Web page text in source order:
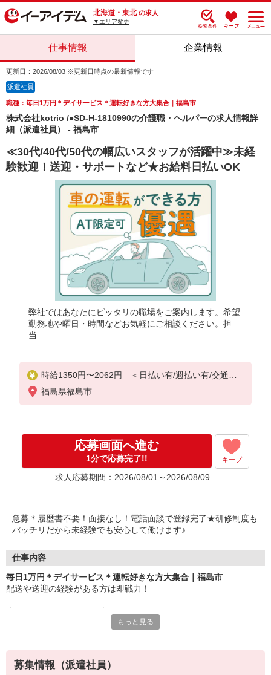
北海道・東北 の求人
▼エリア変更
仕事情報 企業情報
更新日：2026/08/03 ※更新日時点の最新情報です
派遣社員
職種：毎日1万円＊デイサービス＊運転好きな方大集合｜福島市
株式会社kotrio /●SD-H-1810990の介護職・ヘルパーの求人情報詳
細（派遣社員） - 福島市
≪30代/40代/50代の幅広いスタッフが活躍中≫未経
験歓迎！送迎・サポートなど★お給料日払いOK
弊社ではあなたにピッタリの職場をご案内します。希望
勤務地や曜日・時間などお気軽にご相談ください。担
当...
時給1350円〜2062円 ＜日払い有/週払い有/交通費
全支給(ガソリン代含む)＞
福島県福島市
応募画面へ進む
1分で応募完了!! キープ
求人応募期間：2026/08/01～2026/08/09
急募＊履歴書不要！面接なし！電話面談で登録完了★研修制度も
バッチリだから未経験でも安心して働けます♪
仕事内容
毎日1万円＊デイサービス＊運転好きな方大集合｜福島市
配送や送迎の経験がある方は即戦力！
利用者さんの生活をサポートする、
もっと見る
募集情報（派遣社員）